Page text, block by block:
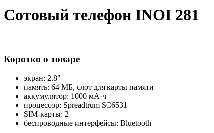
Сотовый телефон INOI 281
Коротко о товаре
экран: 2.8"
память: 64 МБ, слот для карты памяти
аккумулятор: 1000 мА·ч
процессор: Spreadtrum SC6531
SIM-карты: 2
беспроводные интерфейсы: Bluetooth